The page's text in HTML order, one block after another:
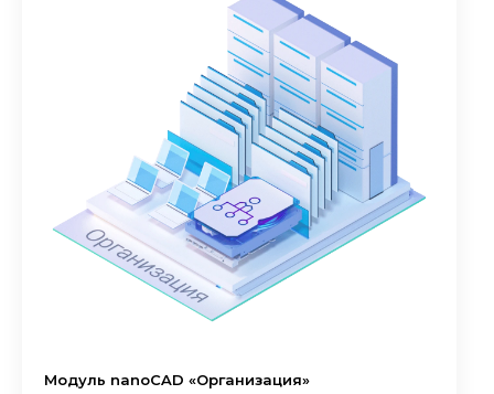
Модуль nanoCAD «Организация»